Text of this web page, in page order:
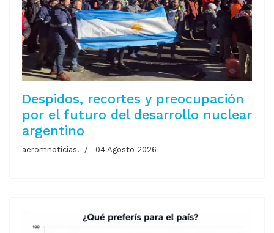
Despidos, recortes y preocupación
por el futuro del desarrollo nuclear
argentino
aeromnoticias. 04 Agosto 2026